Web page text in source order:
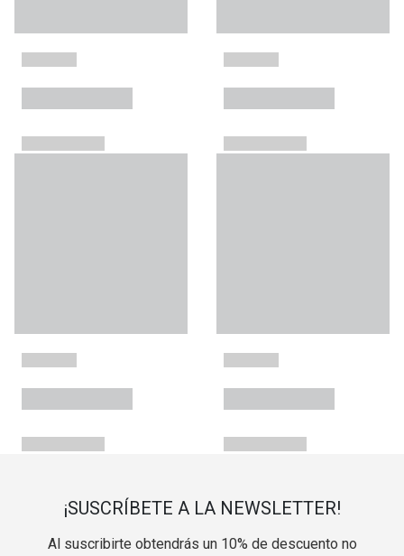
¡SUSCRÍBETE A LA NEWSLETTER!
Al suscribirte obtendrás un 10% de descuento no